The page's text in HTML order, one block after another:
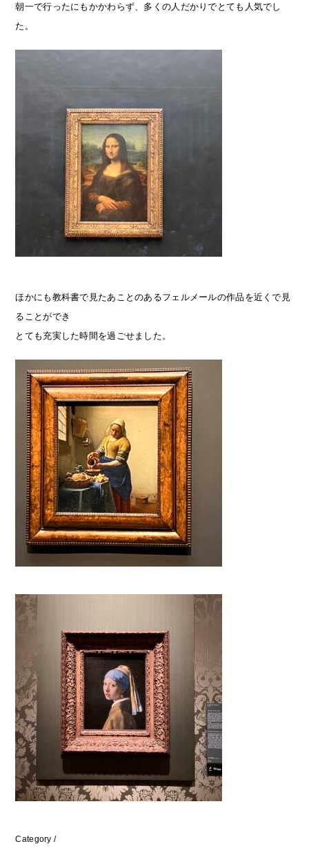
朝一で行ったにもかかわらず、多くの人だかりでとても人気でし
た。
ほかにも教科書で見たあことのあるフェルメールの作品を近くで見
ることができ
とても充実した時間を過ごせました。
Category /